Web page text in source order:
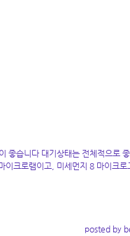
좋습니다 대기상태는 전체적으로
이크로램이고, 미세먼지 8 마이크
posted by